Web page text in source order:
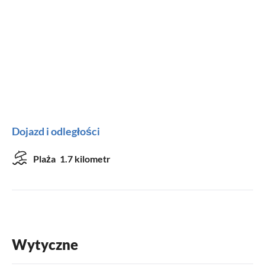
meble tarasowe
dzieci mile widziane
Dojazd i odległości
Plaża 1.7 kilometr
Wytyczne